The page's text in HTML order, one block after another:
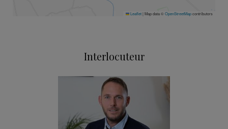
Leaflet| Map data ©OpenStreetMapcontributors
Interlocuteur